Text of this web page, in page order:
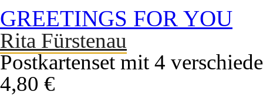
GREETINGS FOR YOU
Rita Fürstenau
Postkartenset mit 4
4,80 €